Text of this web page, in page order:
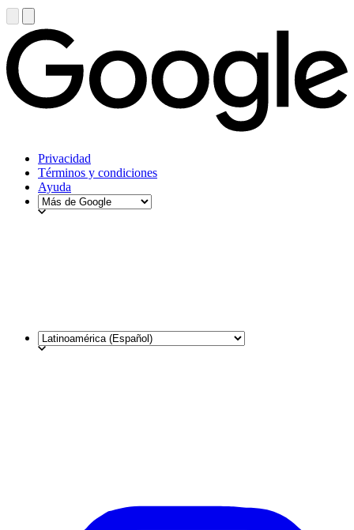
Privacidad
Términos y condiciones
Ayuda